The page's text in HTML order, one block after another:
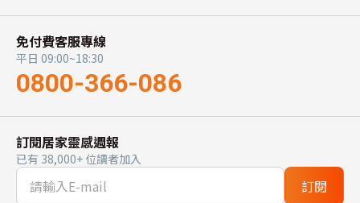
免付費客服專線
平日 09:00~18:30
0800-366-086
訂閱居家靈感週報
已有 38,000+ 位讀者加入
訂閱